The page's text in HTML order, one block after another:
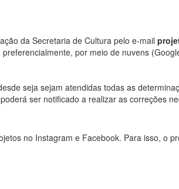
da Secretaria de Cultura pelo e-mail
por meio de nuvens
seja sejam atendidas todas as
ser notificado a realizar as correções
no Instagram e Facebook. Para isso, o